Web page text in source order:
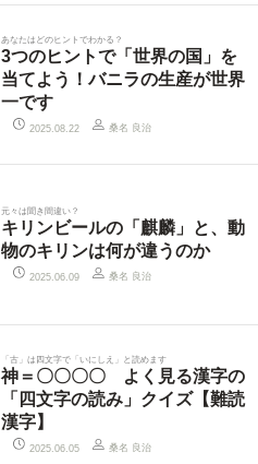
あなたはどのヒントでわかる？
3つのヒントで「世界の国」を
当てよう！バニラの生産が世界
一です
2025.08.22 桑名 良治
元々は聞き間違い？
キリンビールの「麒麟」と、動
物のキリンは何が違うのか
2025.06.09 桑名 良治
「古」は四文字で「いにしえ」と読めます
神＝〇〇〇〇 よく見る漢字の
「四文字の読み」クイズ【難読
漢字】
2025.06.05 桑名 良治